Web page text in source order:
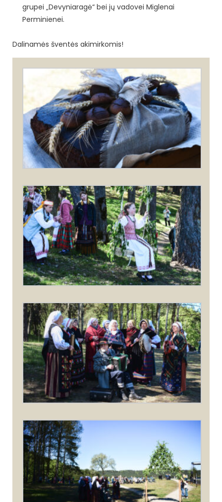
grupei „Devyniaragė“ bei jų vadovei Miglenai
Perminienei.
Dalinamės šventės akimirkomis!